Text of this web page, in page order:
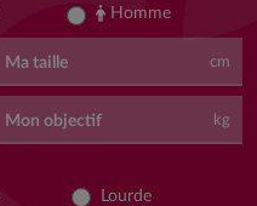
Homme
Ma taille cm
Mon objectif kg
Lourde